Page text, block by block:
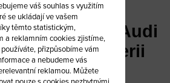
ovládání Audi
na 1 baterii
váš souhlas s využitím
se ukládají ve vašem
těmto statistickým,
a reklamním cookies zjistíme,
přizpůsobíme vám
a nebudeme vás
reklamou. Můžete